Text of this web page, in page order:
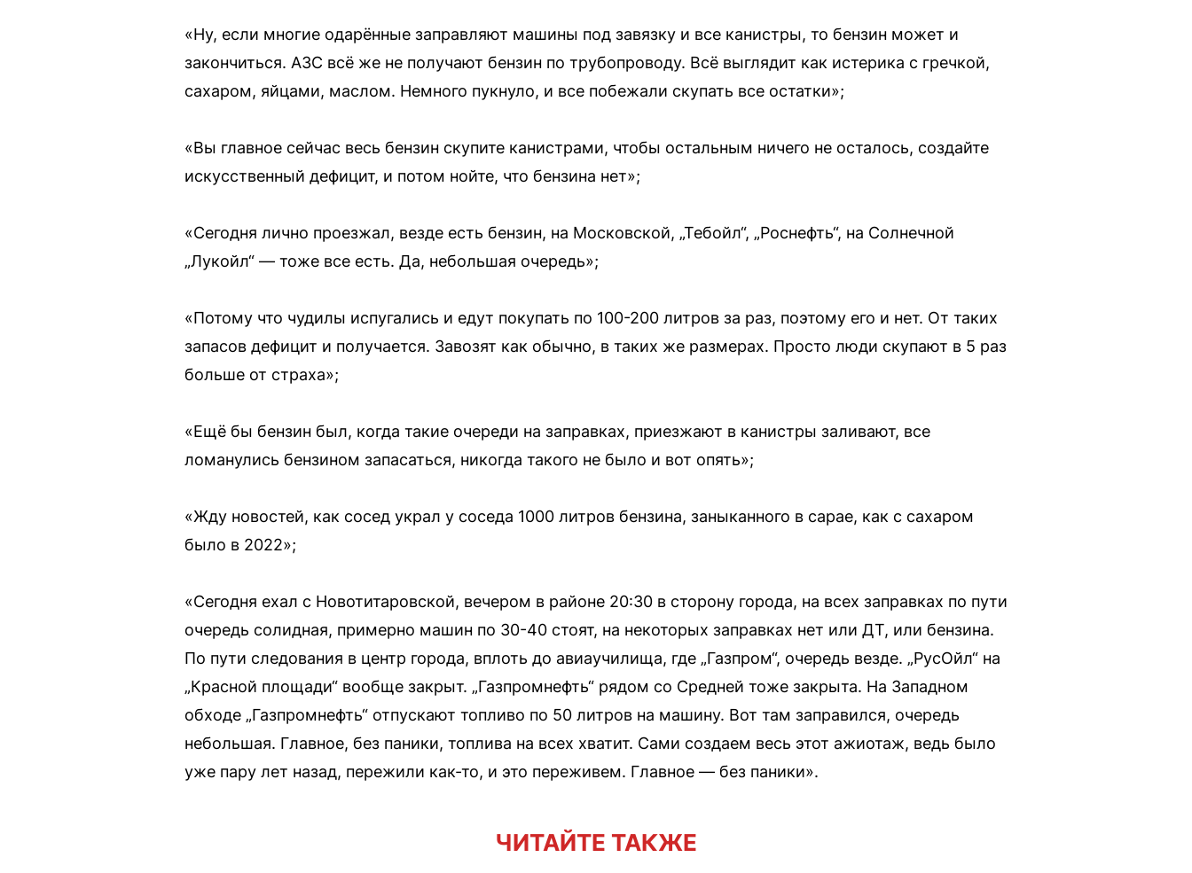
«Ну, если многие одарённые заправляют машины под завязку и все канистры, то бензин может и
закончиться. АЗС всё же не получают бензин по трубопроводу. Всё выглядит как истерика с гречкой,
сахаром, яйцами, маслом. Немного пукнуло, и все побежали скупать все остатки»;
«Вы главное сейчас весь бензин скупите канистрами, чтобы остальным ничего не осталось, создайте
искусственный дефицит, и потом нойте, что бензина нет»;
«Сегодня лично проезжал, везде есть бензин, на Московской, „Тебойл“, „Роснефть“, на Солнечной
„Лукойл“ — тоже все есть. Да, небольшая очередь»;
«Потому что чудилы испугались и едут покупать по 100-200 литров за раз, поэтому его и нет. От таких
запасов дефицит и получается. Завозят как обычно, в таких же размерах. Просто люди скупают в 5 раз
больше от страха»;
«Ещё бы бензин был, когда такие очереди на заправках, приезжают в канистры заливают, все
ломанулись бензином запасаться, никогда такого не было и вот опять»;
«Жду новостей, как сосед украл у соседа 1000 литров бензина, заныканного в сарае, как с сахаром
было в 2022»;
«Сегодня ехал с Новотитаровской, вечером в районе 20:30 в сторону города, на всех заправках по пути
очередь солидная, примерно машин по 30-40 стоят, на некоторых заправках нет или ДТ, или бензина.
По пути следования в центр города, вплоть до авиаучилища, где „Газпром“, очередь везде. „РусОйл“ на
„Красной площади“ вообще закрыт. „Газпромнефть“ рядом со Средней тоже закрыта. На Западном
обходе „Газпромнефть“ отпускают топливо по 50 литров на машину. Вот там заправился, очередь
небольшая. Главное, без паники, топлива на всех хватит. Сами создаем весь этот ажиотаж, ведь было
уже пару лет назад, пережили как-то, и это переживем. Главное — без паники».
ЧИТАЙТЕ ТАКЖЕ